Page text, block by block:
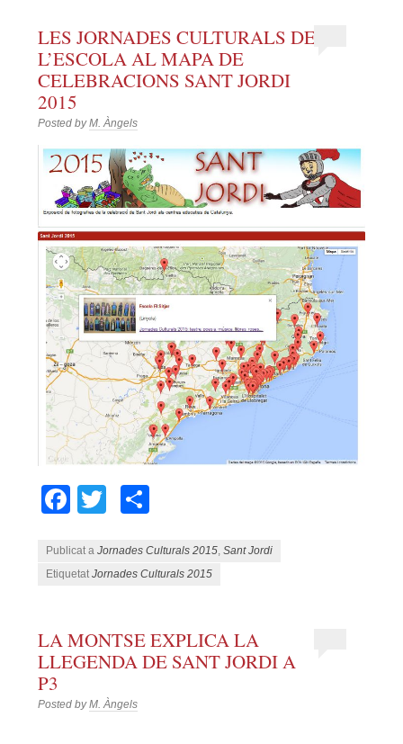
LES JORNADES CULTURALS DE
L’ESCOLA AL MAPA DE
CELEBRACIONS SANT JORDI
2015
Posted byM. Àngels
Facebook
Twitter
Publicat aJornades Culturals 2015,Sant Jordi
EtiquetatJornades Culturals 2015
LA MONTSE EXPLICA LA
LLEGENDA DE SANT JORDI A
P3
Posted byM. Àngels